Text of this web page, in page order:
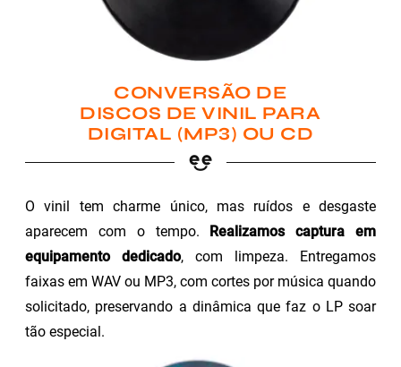
CONVERSÃO DE
DISCOS DE VINIL PARA
DIGITAL (MP3) OU CD
O vinil tem charme único, mas ruídos e desgaste
aparecem com o tempo.
Realizamos captura em
equipamento dedicado, com limpeza. Entregamos
faixas em WAV ou MP3, com cortes por música quando
solicitado, preservando a dinâmica que faz o LP soar
tão especial.